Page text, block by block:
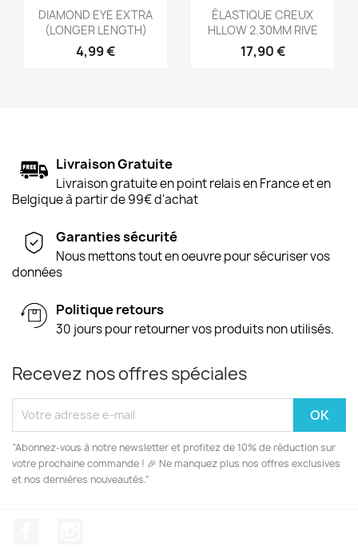
Aperçu rapide
DIAMOND EYE EXTRA
(LONGER LENGTH)
4,99 €
Aperçu rapide
ÉLASTIQUE CREUX
HLLOW 2.30MM RIVE
17,90 €
Livraison Gratuite
Livraison gratuite en point relais en France et en
Belgique à partir de 99€ d'achat
Garanties sécurité
Nous mettons tout en oeuvre pour sécuriser vos
données
Politique retours
30 jours pour retourner vos produits non utilisés.
Recevez nos offres spéciales
“Abonnez-vous à notre newsletter et profitez de 10% de réduction sur
votre prochaine commande ! 🎉 Ne manquez plus nos offres exclusives
et nos dernières nouveautés.”